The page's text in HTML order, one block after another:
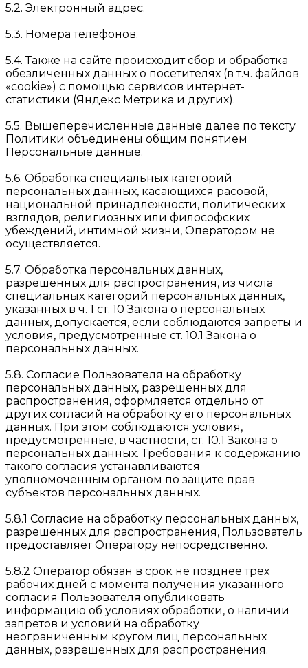
5.2. Электронный адрес.
5.3. Номера телефонов.
5.4. Также на сайте происходит сбор и обработка
обезличенных данных о посетителях (в т.ч. файлов
«cookie») с помощью сервисов интернет-
статистики (Яндекс Метрика и других).
5.5. Вышеперечисленные данные далее по тексту
Политики объединены общим понятием
Персональные данные.
5.6. Обработка специальных категорий
персональных данных, касающихся расовой,
национальной принадлежности, политических
взглядов, религиозных или философских
убеждений, интимной жизни, Оператором не
осуществляется.
5.7. Обработка персональных данных,
разрешенных для распространения, из числа
специальных категорий персональных данных,
указанных в ч. 1 ст. 10 Закона о персональных
данных, допускается, если соблюдаются запреты и
условия, предусмотренные ст. 10.1 Закона о
персональных данных.
5.8. Согласие Пользователя на обработку
персональных данных, разрешенных для
распространения, оформляется отдельно от
других согласий на обработку его персональных
данных. При этом соблюдаются условия,
предусмотренные, в частности, ст. 10.1 Закона о
персональных данных. Требования к содержанию
такого согласия устанавливаются
уполномоченным органом по защите прав
субъектов персональных данных.
5.8.1 Согласие на обработку персональных данных,
разрешенных для распространения, Пользователь
предоставляет Оператору непосредственно.
5.8.2 Оператор обязан в срок не позднее трех
рабочих дней с момента получения указанного
согласия Пользователя опубликовать
информацию об условиях обработки, о наличии
запретов и условий на обработку
неограниченным кругом лиц персональных
данных, разрешенных для распространения.